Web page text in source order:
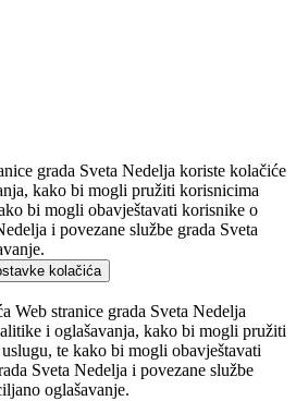
grada Sveta Nedelja koriste kolačiće
kako bi mogli pružiti korisnicima
bi mogli obavještavati korisnike o
i povezane službe grada Sveta
kolačića
Web stranice grada Sveta Nedelja
i oglašavanja, kako bi mogli pružiti
te kako bi mogli obavještavati
Sveta Nedelja i povezane službe
oglašavanje.